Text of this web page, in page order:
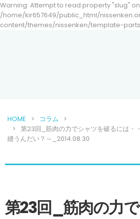
Warning: Attempt to read property "slug"
/home/kir657649/public_html/
content/themes/nissenken/template-
HOME
コラム
第23回_筋肉の力でシャツを破るには・
縫うんだい？～_2014.08.30
第23回_筋肉の力